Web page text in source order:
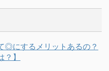
◎にするメリットあるの？
？】